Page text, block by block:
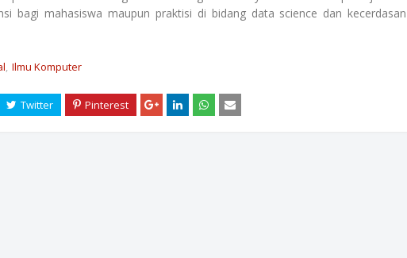
bagi mahasiswa maupun praktisi di bidang data science dan kecerdasan
Ilmu Komputer